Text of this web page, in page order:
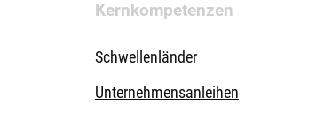
Kernkompetenzen
Schwellenländer
Unternehmensanleihen